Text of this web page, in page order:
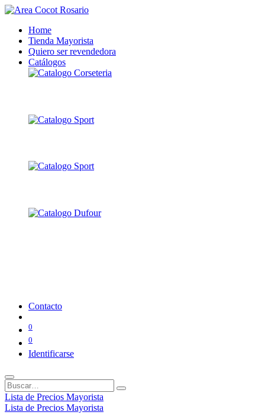
Home
Tienda Mayorista
Quiero ser revendedora
Catálogos
Contacto
0
0
Identificarse
Lista de Precios Mayorista
Lista de Precios Mayorista